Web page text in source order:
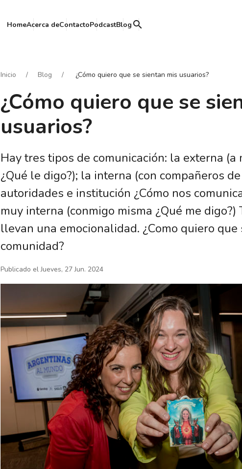
HomeAcerca deContactoPodcastBlog search
Inicio Blog ¿Cómo quiero que se sientan mis usuarios?
¿Cómo quiero que se
usuarios?
Hay tres tipos de comunicación: la externa (a
¿Qué le digo?); la interna (con compañeros
autoridades e institución ¿Cómo nos
muy interna (conmigo misma ¿Qué me digo?)
llevan una emocionalidad. ¿Como quiero que
comunidad?
Publicado el Jueves, 27 Jun. 2024